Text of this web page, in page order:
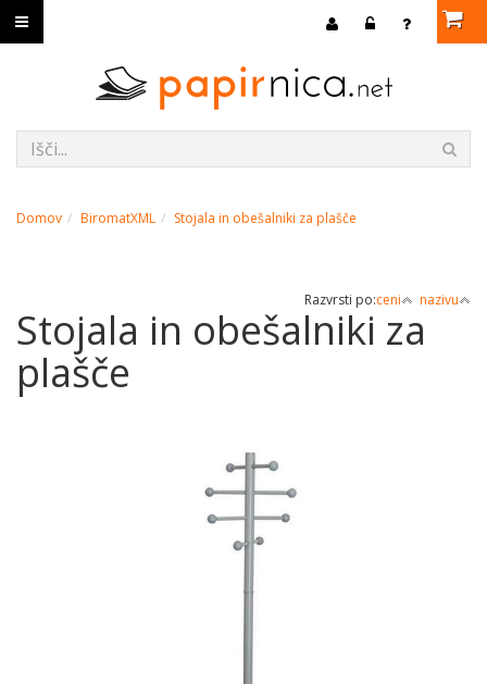
Domov BiromatXML Stojala in obešalniki za plašče
Razvrsti po:ceni nazivu
Stojala in obešalniki za
plašče